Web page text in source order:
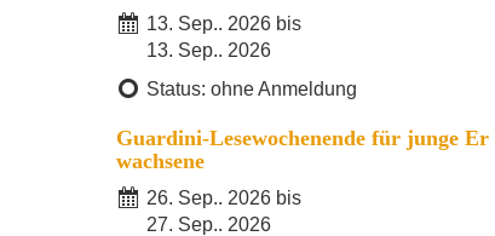
13. Sep.. 2026 bis
13. Sep.. 2026
Status: ohne Anmeldung
Guardini-Lesewochenende für junge Er
wachsene
26. Sep.. 2026 bis
27. Sep.. 2026